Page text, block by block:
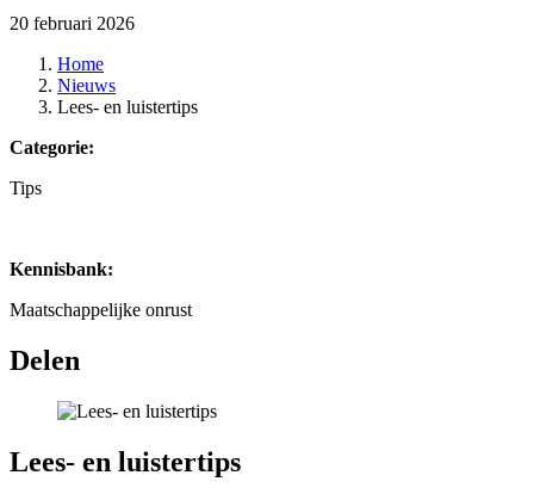
20 februari 2026
Home
Nieuws
Lees- en luistertips
Categorie:
Tips
Kennisbank:
Maatschappelijke onrust
Delen
Lees- en luistertips